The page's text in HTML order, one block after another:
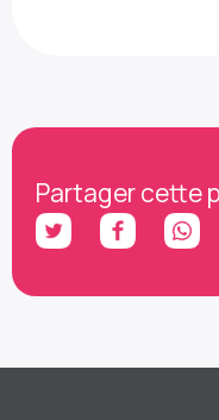
Partager cette